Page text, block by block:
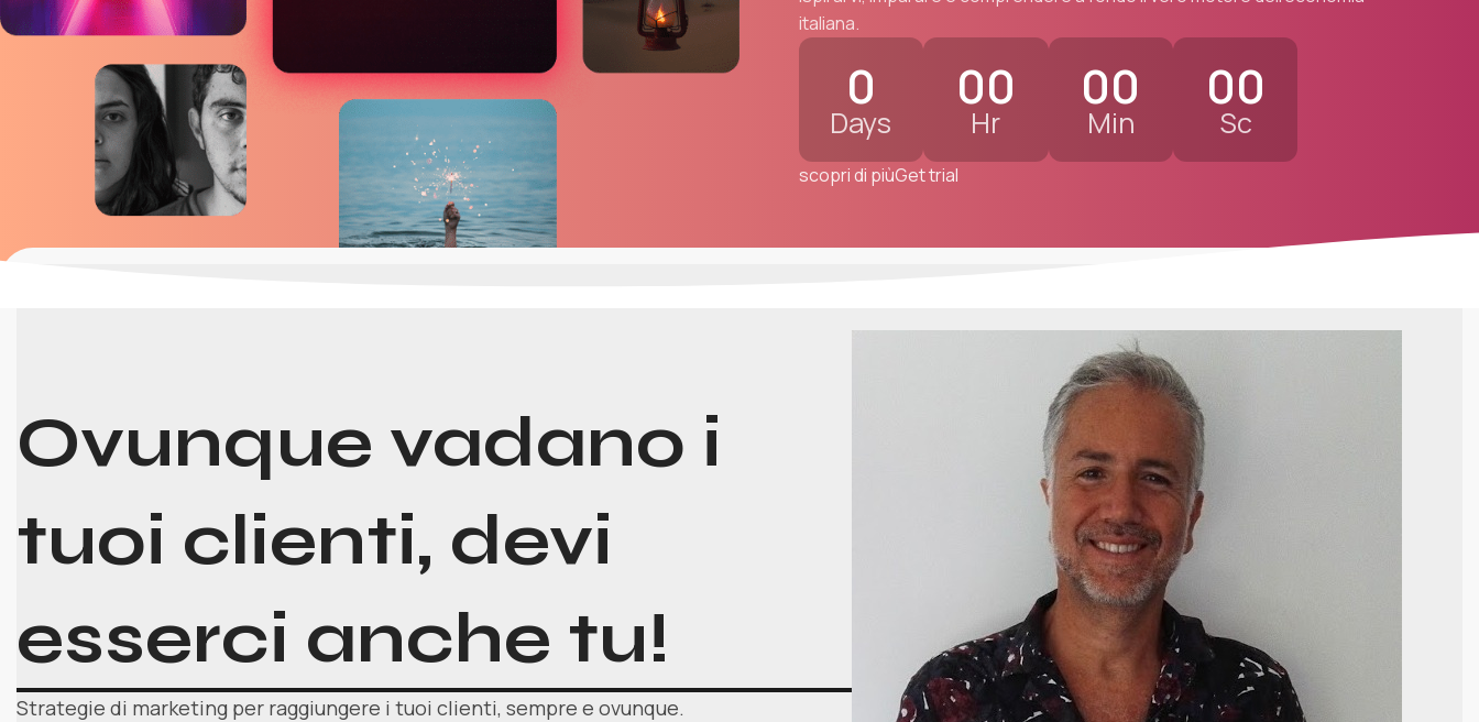
italiana.
0
Days
00
Hr
00
Min
00
Sc
scopri di piùGet trial
Ovunque vadano i
tuoi clienti, devi
esserci anche tu!
Strategie di marketing per raggiungere i tuoi clienti, sempre e ovunque.